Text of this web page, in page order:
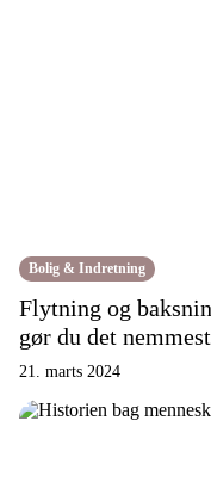
Bolig & Indretning
Flytning og
gør du det nemmest
21. marts 2024